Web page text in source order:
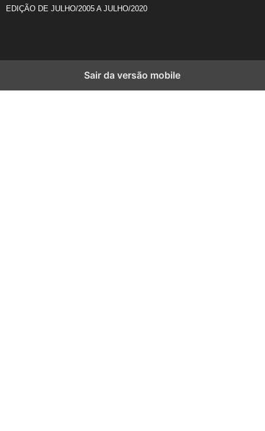
EDIÇÃO DE JULHO/2005 A JULHO/2020
Sair da versão mobile